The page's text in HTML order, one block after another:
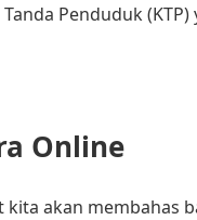
Penduduk (KTP)
Online
akan membahas